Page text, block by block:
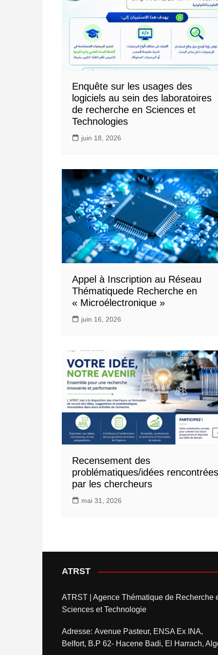
Enquête sur les usages des
logiciels au sein des laboratoires
de recherche en Sciences et
Technologies
juin 18, 2026
Appel à Inscription au Réseau
Thématiquede Recherche en
« Microélectronique »
juin 16, 2026
Recensement des
problématiques/idées rencontrées
par les chercheurs
mai 31, 2026
ATRST
ATRST | Agence Thématique de Recherche
Sciences et Technologie
Adresse: Avenue Pasteur, ENSA Ex INA,
Belfort, B.P 62- Hacene Badi, El Harrach,